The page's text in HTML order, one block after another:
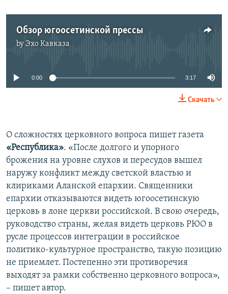
Обзор югоосетинской прессы
by Эхо Кавказа
0:00 3:17
Скачать
О сложностях церковного вопроса пишет газета
«Республика». «После долгого и упорного
брожения на уровне слухов и пересудов вышел
наружу конфликт между светской властью и
клириками Аланской епархии. Священники
епархии отказываются видеть югоосетинскую
церковь в лоне церкви российской. В свою очередь,
руководство страны, желая видеть церковь РЮО в
русле процессов интеграции в российское
политико-культурное пространство, такую позицию
не приемлет. Постепенно эти противоречия
выходят за рамки собственно церковного вопроса»,
– пишет автор.